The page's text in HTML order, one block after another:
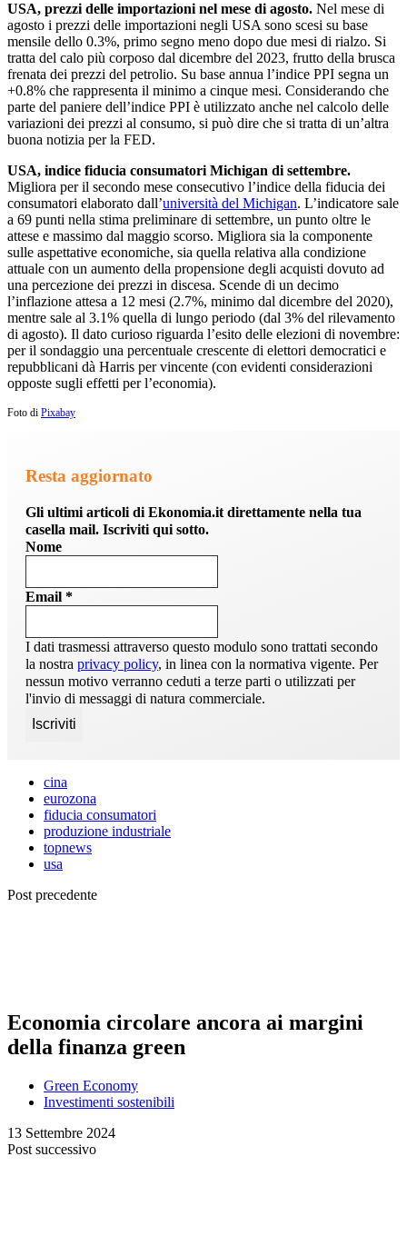
USA, prezzi delle importazioni nel mese di agosto. Nel mese di
agosto i prezzi delle importazioni negli USA sono scesi su base
mensile dello 0.3%, primo segno meno dopo due mesi di rialzo. Si
tratta del calo più corposo dal dicembre del 2023, frutto della brusca
frenata dei prezzi del petrolio. Su base annua l’indice PPI segna un
+0.8% che rappresenta il minimo a cinque mesi. Considerando che
parte del paniere dell’indice PPI è utilizzato anche nel calcolo delle
variazioni dei prezzi al consumo, si può dire che si tratta di un’altra
buona notizia per la FED.
USA, indice fiducia consumatori Michigan di settembre.
Migliora per il secondo mese consecutivo l’indice della fiducia dei
consumatori elaborato dall’università del Michigan. L’indicatore sale
a 69 punti nella stima preliminare di settembre, un punto oltre le
attese e massimo dal maggio scorso. Migliora sia la componente
sulle aspettative economiche, sia quella relativa alla condizione
attuale con un aumento della propensione degli acquisti dovuto ad
una percezione dei prezzi in discesa. Scende di un decimo
l’inflazione attesa a 12 mesi (2.7%, minimo dal dicembre del 2020),
mentre sale al 3.1% quella di lungo periodo (dal 3% del rilevamento
di agosto). Il dato curioso riguarda l’esito delle elezioni di novembre:
per il sondaggio una percentuale crescente di elettori democratici e
repubblicani dà Harris per vincente (con evidenti considerazioni
opposte sugli effetti per l’economia).
Foto di Pixabay
Resta aggiornato
Gli ultimi articoli di Ekonomia.it direttamente nella tua
casella mail. Iscriviti qui sotto.
Nome
Email *
I dati trasmessi attraverso questo modulo sono trattati secondo
la nostra privacy policy, in linea con la normativa vigente. Per
nessun motivo verranno ceduti a terze parti o utilizzati per
l'invio di messaggi di natura commerciale.
cina
eurozona
fiducia consumatori
produzione industriale
topnews
usa
Post precedente
Economia circolare ancora ai margini
della finanza green
Green Economy
Investimenti sostenibili
13 Settembre 2024
Post successivo